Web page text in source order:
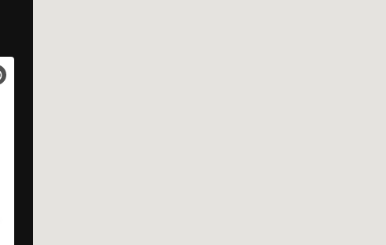
VISUALIZZA SPECIFICHE DELLA MOTO